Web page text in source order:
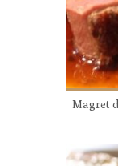
Magret